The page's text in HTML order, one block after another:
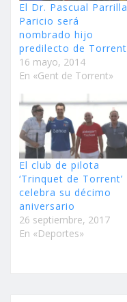
El Dr. Pascual Parrilla
Paricio será
nombrado hijo
predilecto de Torrent
16 mayo, 2014
En «Gent de Torrent»
El club de pilota
‘Trinquet de Torrent’
celebra su décimo
aniversario
26 septiembre, 2017
En «Deportes»